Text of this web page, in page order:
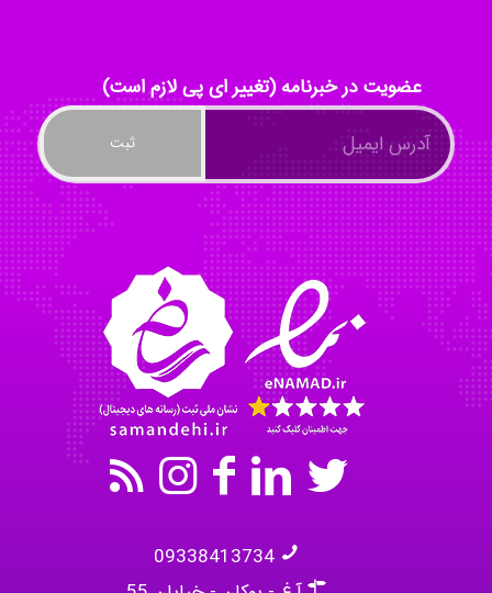
ayda habibnejad
Nazaninkarkon
Omid
عضویت در خبرنامه (تغییر ای پی لازم است)
09338413734